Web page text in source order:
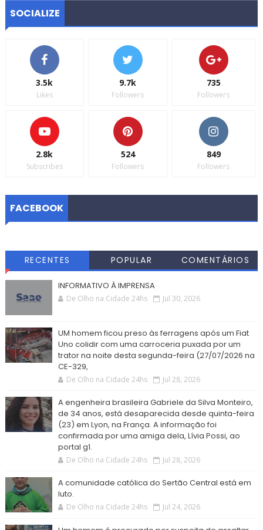
SOCIALIZE
3.5k
Likes
9.7k
Followers
735
Followers
2.8k
Subscribes
524
Followers
849
Followers
FACEBOOK
RECENTES POPULAR COMENTÁRIOS
INFORMATIVO À IMPRENSA
De Olho na Cidade 24hs Jul 30, 2026
UM homem ficou preso às ferragens após um Fiat
Uno colidir com uma carroceria puxada por um
trator na noite desta segunda-feira (27/07/2026 na
CE-329,
De Olho na Cidade 24hs Jul 28, 2026
A engenheira brasileira Gabriele da Silva Monteiro,
de 34 anos, está desaparecida desde quinta-feira
(23) em Lyon, na França. A informação foi
confirmada por uma amiga dela, Lívia Possi, ao
portal g1.
De Olho na Cidade 24hs Jul 28, 2026
A comunidade católica do Sertão Central está em
luto.
De Olho na Cidade 24hs Jul 24, 2026